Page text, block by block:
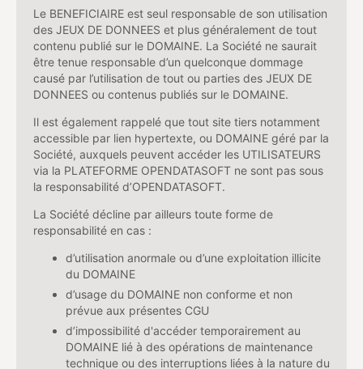
Le BENEFICIAIRE est seul responsable de son utilisation
des JEUX DE DONNEES et plus généralement de tout
contenu publié sur le DOMAINE. La Société ne saurait
être tenue responsable d’un quelconque dommage
causé par l’utilisation de tout ou parties des JEUX DE
DONNEES ou contenus publiés sur le DOMAINE.
Il est également rappelé que tout site tiers notamment
accessible par lien hypertexte, ou DOMAINE géré par la
Société, auxquels peuvent accéder les UTILISATEURS
via la PLATEFORME OPENDATASOFT ne sont pas sous
la responsabilité d’OPENDATASOFT.
La Société décline par ailleurs toute forme de
responsabilité en cas :
d’utilisation anormale ou d’une exploitation illicite
du DOMAINE
d’usage du DOMAINE non conforme et non
prévue aux présentes CGU
d’impossibilité d'accéder temporairement au
DOMAINE lié à des opérations de maintenance
technique ou des interruptions liées à la nature du